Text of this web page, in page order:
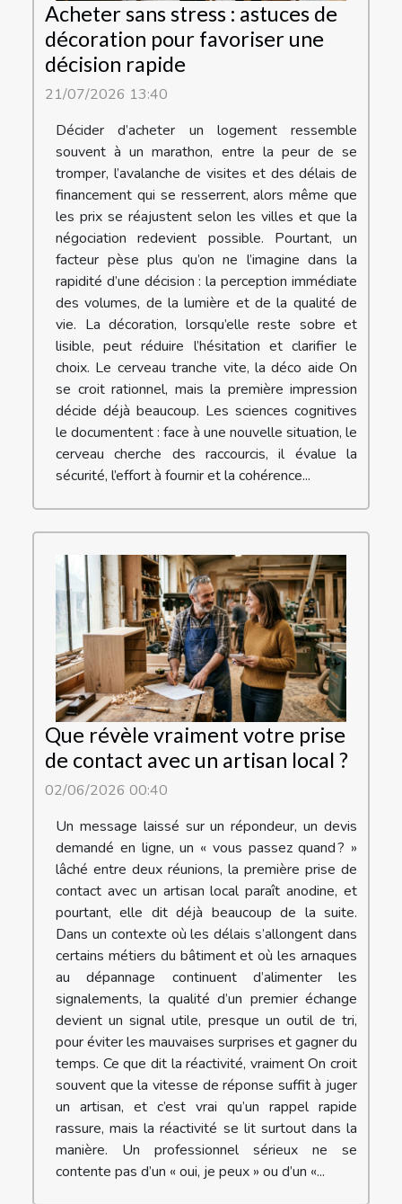
Acheter sans stress : astuces de
décoration pour favoriser une
décision rapide
21/07/2026 13:40
Décider d’acheter un logement ressemble
souvent à un marathon, entre la peur de se
tromper, l’avalanche de visites et des délais de
financement qui se resserrent, alors même que
les prix se réajustent selon les villes et que la
négociation redevient possible. Pourtant, un
facteur pèse plus qu’on ne l’imagine dans la
rapidité d’une décision : la perception immédiate
des volumes, de la lumière et de la qualité de
vie. La décoration, lorsqu’elle reste sobre et
lisible, peut réduire l’hésitation et clarifier le
choix. Le cerveau tranche vite, la déco aide On
se croit rationnel, mais la première impression
décide déjà beaucoup. Les sciences cognitives
le documentent : face à une nouvelle situation, le
cerveau cherche des raccourcis, il évalue la
sécurité, l’effort à fournir et la cohérence...
Que révèle vraiment votre prise
de contact avec un artisan local ?
02/06/2026 00:40
Un message laissé sur un répondeur, un devis
demandé en ligne, un « vous passez quand ? »
lâché entre deux réunions, la première prise de
contact avec un artisan local paraît anodine, et
pourtant, elle dit déjà beaucoup de la suite.
Dans un contexte où les délais s’allongent dans
certains métiers du bâtiment et où les arnaques
au dépannage continuent d’alimenter les
signalements, la qualité d’un premier échange
devient un signal utile, presque un outil de tri,
pour éviter les mauvaises surprises et gagner du
temps. Ce que dit la réactivité, vraiment On croit
souvent que la vitesse de réponse suffit à juger
un artisan, et c’est vrai qu’un rappel rapide
rassure, mais la réactivité se lit surtout dans la
manière. Un professionnel sérieux ne se
contente pas d’un « oui, je peux » ou d’un «...